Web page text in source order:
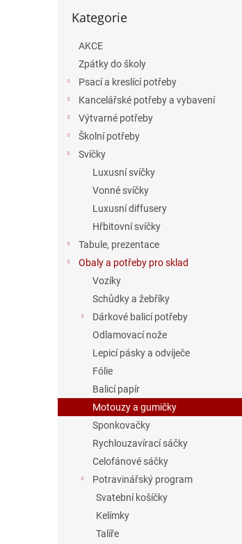
kategorie
Kategorie
AKCE
Zpátky do školy
Psací a kreslící potřeby
Kancelářské potřeby a vybavení
Výtvarné potřeby
Školní potřeby
Svíčky
Luxusní svíčky
Vonné svíčky
Luxusní diffusery
Hřbitovní svíčky
Tabule, prezentace
Obaly a potřeby pro sklad
Vozíky
Schůdky a žebříky
Dárkové balicí potřeby
Odlamovací nože
Lepicí pásky a odvíječe
Fólie
Balicí papír
Motouzy a gumičky
Sponkovačky
Rychlouzavírací sáčky
Celofánové sáčky
Potravinářský program
Svatební košíčky
Kelímky
Talíře